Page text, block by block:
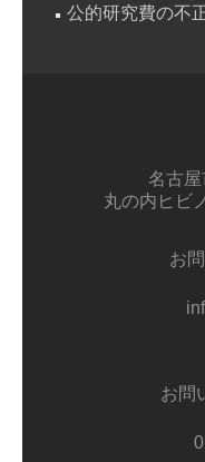
公的研究費の不
名古
丸の内ヒビ
お
お問